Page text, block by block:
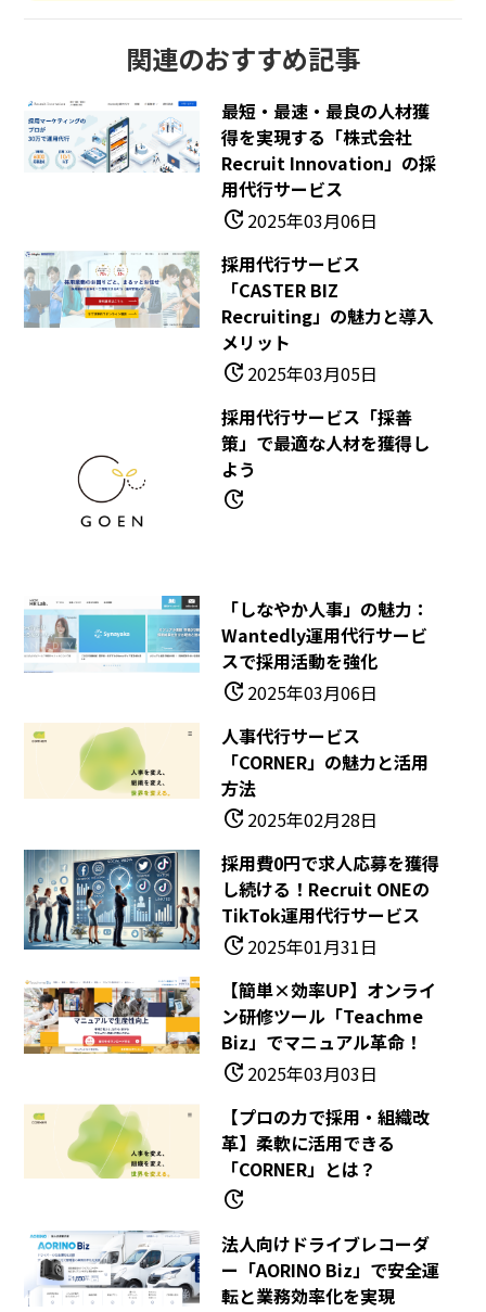
関連のおすすめ記事
最短・最速・最良の人材獲
得を実現する「株式会社
Recruit Innovation」の採
用代行サービス
update2025年03月06日
採用代行サービス
「CASTER BIZ
Recruiting」の魅力と導入
メリット
update2025年03月05日
採用代行サービス「採善
策」で最適な人材を獲得し
よう
update
「しなやか人事」の魅力：
Wantedly運用代行サービ
スで採用活動を強化
update2025年03月06日
人事代行サービス
「CORNER」の魅力と活用
方法
update2025年02月28日
採用費0円で求人応募を獲得
し続ける！Recruit ONEの
TikTok運用代行サービス
update2025年01月31日
【簡単×効率UP】オンライ
ン研修ツール「Teachme
Biz」でマニュアル革命！
update2025年03月03日
【プロの力で採用・組織改
革】柔軟に活用できる
「CORNER」とは？
update
法人向けドライブレコーダ
ー「AORINO Biz」で安全運
転と業務効率化を実現